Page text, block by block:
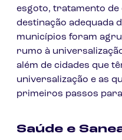
esgoto, tratamento de
destinação adequada
municípios foram
rumo à
além de cidades que
universalização e as
primeiros passos
Saúde e